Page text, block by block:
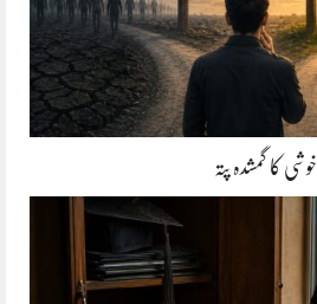
خوشی کا گمشدہ پتہ